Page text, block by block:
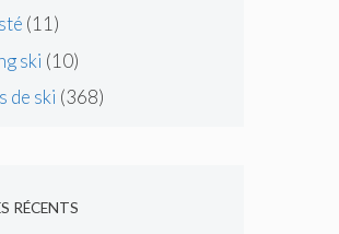
(11)
ski (10)
de ski (368)
RÉCENTS